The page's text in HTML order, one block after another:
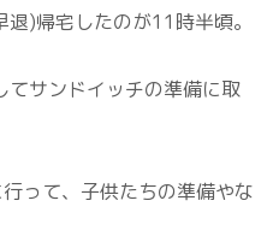
)帰宅したのが11時半頃。
サンドイッチの準備に取
って、子供たちの準備やな